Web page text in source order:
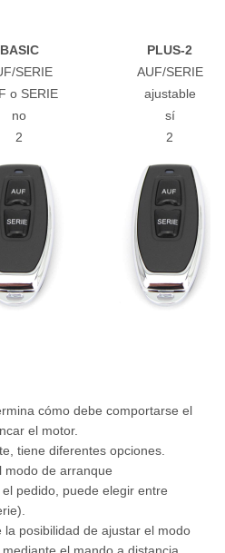
BASIC
PLUS-2
SERIE
AUF/SERIE
o SERIE
ajustable
no
sí
2 2
cómo debe comportarse el
el motor.
tiene diferentes opciones.
modo de arranque
pedido, puede elegir entre
la posibilidad de ajustar el modo